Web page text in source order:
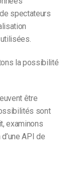
spectateurs
la possibilité
être
sont
examinons
API de